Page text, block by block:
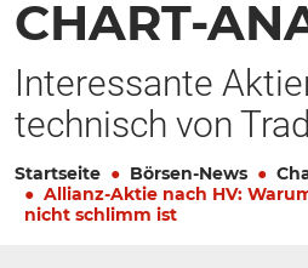
CHART-
Interessante
technisch von
Startseite Börsen-News
Allianz-Aktie nach HV:
nicht schlimm ist